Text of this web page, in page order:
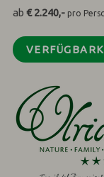
ab€ 2.240,- pro